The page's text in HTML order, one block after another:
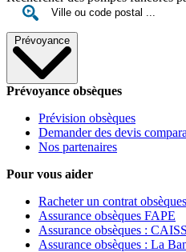
Prévoyance
Prévoyance obsèques
Prévision obsèques
Demander des devis
Nos partenaires
Pour vous aider
Racheter un contrat
Assurance obsèques FAPE
Assurance obsèques :
Assurance obsèques : La